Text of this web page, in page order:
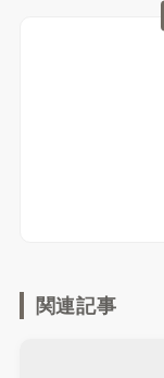
関連記事